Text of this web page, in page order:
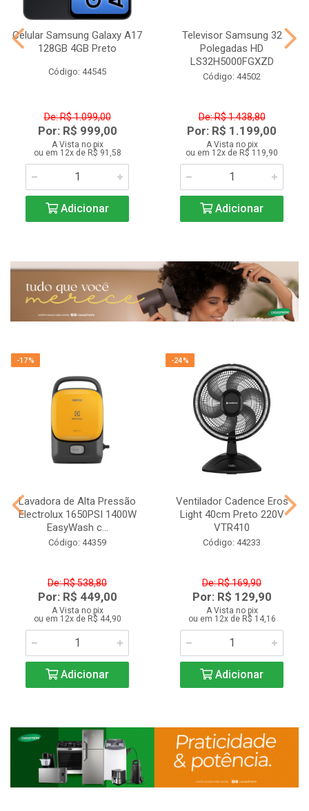
Celular Samsung Galaxy A17
128GB 4GB Preto
Código: 44545
De: R$ 1.099,00
Por: R$ 999,00
A Vista no pix
ou em 12x de R$ 91,58
Adicionar
Televisor Samsung 32
Polegadas HD
LS32H5000FGXZD
Código: 44502
De: R$ 1.438,80
Por: R$ 1.199,00
A Vista no pix
ou em 12x de R$ 119,90
Adicionar
-17%
Lavadora de Alta Pressão
Electrolux 1650PSI 1400W
EasyWash c...
Código: 44359
De: R$ 538,80
Por: R$ 449,00
A Vista no pix
ou em 12x de R$ 44,90
Adicionar
-24%
Ventilador Cadence Eros
Light 40cm Preto 220V
VTR410
Código: 44233
De: R$ 169,90
Por: R$ 129,90
A Vista no pix
ou em 12x de R$ 14,16
Adicionar